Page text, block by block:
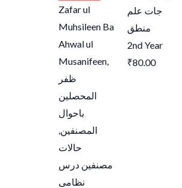
Zafar ul
Muhsileen Ba
Ahwal ul
Musanifeen,
ظفر
المحصلین
باحوال
المصنفین,
حالات
مصنفین درس
نظامی
جات علم
منطق
2nd Year
₹80.00